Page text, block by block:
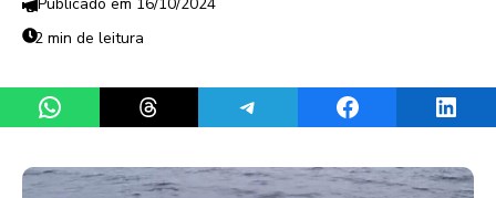
2 min de leitura
Share on WhatsAppShare on ThreadsShare on TelegramShare on Facebook